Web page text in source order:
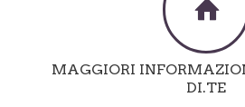
MAGGIORI
DI.TE